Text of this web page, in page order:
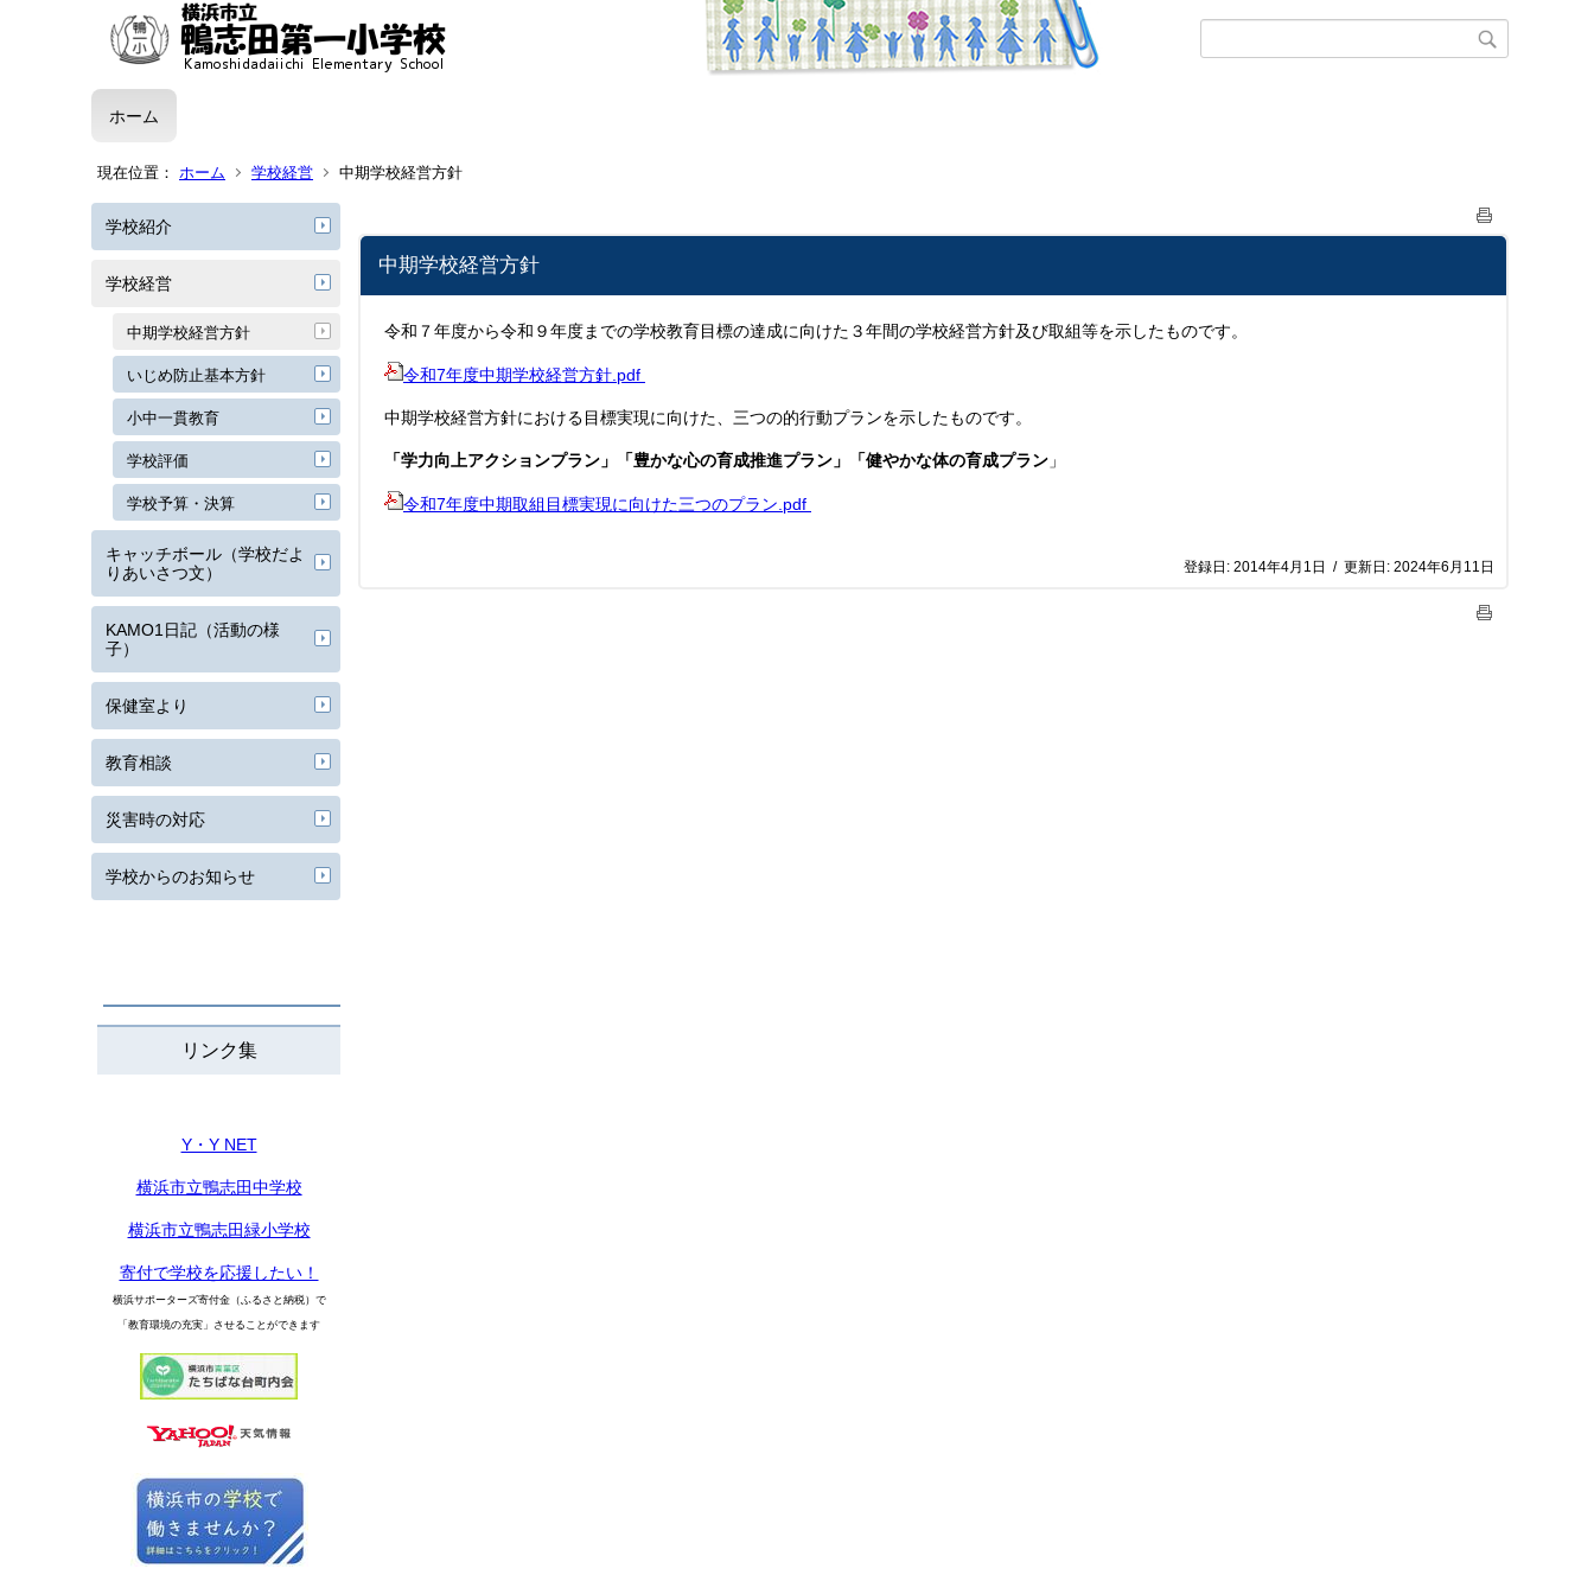
ホーム
現在位置： ホーム 学校経営 中期学校経営方針
学校紹介
学校経営
中期学校経営方針
いじめ防止基本方針
小中一貫教育
学校評価
学校予算・決算
キャッチボール（学校だよ
りあいさつ文）
KAMO1日記（活動の様
子）
保健室より
教育相談
災害時の対応
学校からのお知らせ
リンク集
Y・Y NET
横浜市立鴨志田中学校
横浜市立鴨志田緑小学校
寄付で学校を応援したい！
横浜サポーターズ寄付金（ふるさと納税）で
「教育環境の充実」させることができます
中期学校経営方針
令和７年度から令和９年度までの学校教育目標の達成に向けた３年間の学校経営方針及び取組等を示したものです。
令和7年度中期学校経営方針.pdf
中期学校経営方針における目標実現に向けた、三つの的行動プランを示したものです。
「学力向上アクションプラン」「豊かな心の育成推進プラン」「健やかな体の育成プラン 」
令和7年度中期取組目標実現に向けた三つのプラン.pdf
登録日: 2014年4月1日 / 更新日: 2024年6月11日